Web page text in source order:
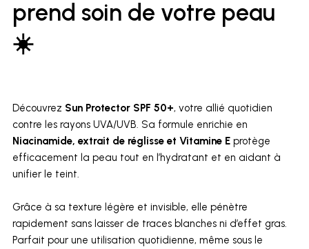
prend soin de votre peau
☀️
Découvrez Sun Protector SPF 50+, votre allié quotidien
contre les rayons UVA/UVB. Sa formule enrichie en
Niacinamide, extrait de réglisse et Vitamine E protège
efficacement la peau tout en l’hydratant et en aidant à
unifier le teint.
Grâce à sa texture légère et invisible, elle pénètre
rapidement sans laisser de traces blanches ni d’effet gras.
Parfait pour une utilisation quotidienne, même sous le